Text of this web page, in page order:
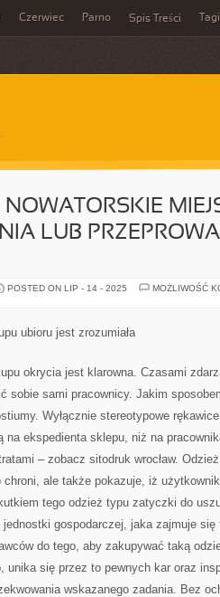
Czerwiec Parno Spis Treści Tagi
LUB
POSTED ON LIP - 14 - 2025
MOŻLIWOŚĆ
ubioru jest zrozumiała
okrycia jest klarowna. Czasami
sobie sami pracownicy. Jakim
Wyłącznie stereotypowe
na ekspedienta sklepu, niż na
– zobacz sitodruk wrocław.
ale także pokazuje, iż
tego odzież typu zatyczki do
gospodarczej, jaka zajmuje się
do tego, aby zakupywać taką
unika się przez to pewnych kar oraz
wskazanego zadania. Bez